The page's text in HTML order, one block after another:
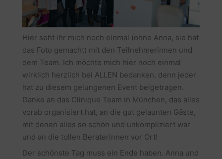
Hier seht ihr mich noch einmal (ohne Anna, sie hat
das Foto gemacht) mit den Teilnehmerinnen und
dem Team. Ich möchte mich hier noch einmal
wirklich herzlich bei ALLEN bedanken, denn jeder
hat zu diesem gelungenen Event beigetragen.
Danke an das Clinique Team in München, das alles
vorab organisiert hat, an die gut gelaunten Gäste,
mit denen alles so schön und unkompliziert war
und an die tollen Beraterinnen vor Ort!
Der schönste Tag muss ein Ende haben. Anna und